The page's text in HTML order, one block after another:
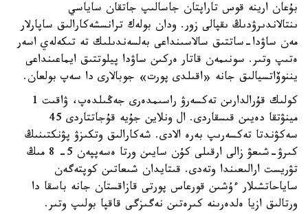
بۇعان ارينە قوس تاراپتان جاسالىپ جاتقان ساياسي
ىنتالاندىرۋدىڭ ىقپالى زور. ودان بولەك ترانسشەكارالىق ساپارلار
مەن ساۋدا-ساتتىق سالاسىنداعى بەلسەندىلىك تە تىكەلەي اسەر
ەتىپ وتىر. سونىمەن قاتار ەركىن ساۋدا پيلوتتىق ايماعىنداعى
يننوۆاتسيالىق جانە «اقىلدى پورت» جوبالارى دا سەپ بولعان.
كولىك قۇرالدارىن تەكسەرۋ راسىمدەرى جەڭىلدەپ، ۋاقىت 1
مينۋتقا دەيىن قىسقاردى. ال ونلاين جۇيە قۇجاتتاردى 45
سەكۋندتا تەكسەرىپ بەرە الادى. شەكارالىق وتكىزۋ پۋنكتىنىڭ
كىرۋ-شىعۋ زالى ارقىلى كۇن سايىن ورتا ەسەپپەن 5- 8 مىڭ
تۋريست ارالىعىندا وتەدى. قىتايدان شىعاتىن كوپتەگەن
ساياحاتشىلار ءۇشىن قورعاس پورتى قازاقستان جانە باسقا دا
ورتالىق ازيا ەلدەرىنە كىرەتىن نەگىزگى قاقپا بولىپ وتىر.